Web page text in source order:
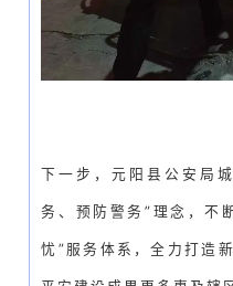
下一步，元阳县公安局
务、预防警务”理念，不
忧”服务体系，全力打造